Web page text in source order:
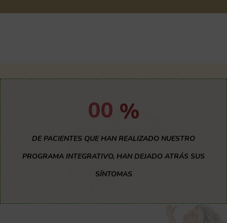
00 %
DE PACIENTES QUE HAN REALIZADO NUESTRO
PROGRAMA INTEGRATIVO, HAN DEJADO ATRÁS SUS
SÍNTOMAS